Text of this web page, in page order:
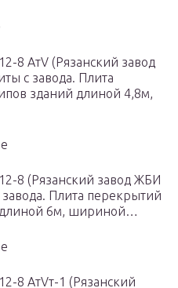
8 AтV (Рязанский завод
с завода. Плита
зданий длиной 4,8м,
8 (Рязанский завод ЖБИ
Плита перекрытий
длиной 6м, шириной…
8 АтVт-1 (Рязанский